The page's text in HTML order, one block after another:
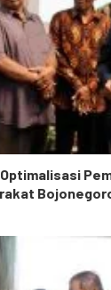
Optimalisasi